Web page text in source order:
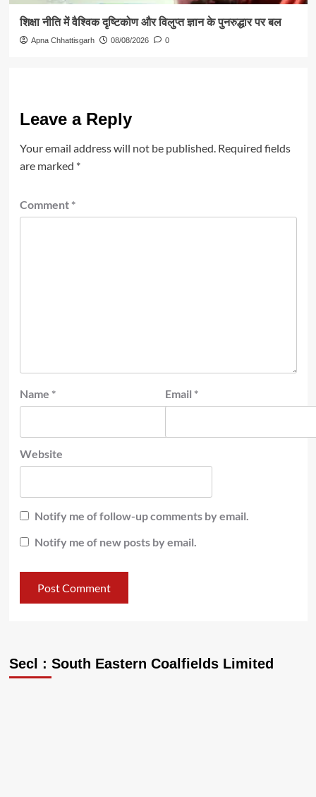
शिक्षा नीति में वैश्विक दृष्टिकोण और विलुप्त ज्ञान के पुनरुद्धार पर बल
Apna Chhattisgarh 08/08/2026 0
Leave a Reply
Your email address will not be published. Required fields
are marked *
Comment *
Name * Email *
Website
Notify me of follow-up comments by email.
Notify me of new posts by email.
Secl : South Eastern Coalfields Limited